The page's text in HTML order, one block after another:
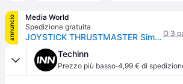
annuncio
Media World
Spedizione gratuita
JOYSTICK THRUSTMASTER Simtask Farming Stick P O 3
Techinn
Prezzo più basso·4,99 € di